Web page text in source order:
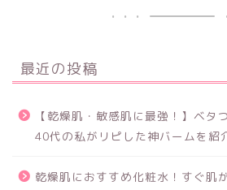
最近の投稿
【乾燥肌・敏感肌に最強！】ベタ
40代の私がリピした神バームを紹
乾燥肌におすすめ化粧水！すぐ肌